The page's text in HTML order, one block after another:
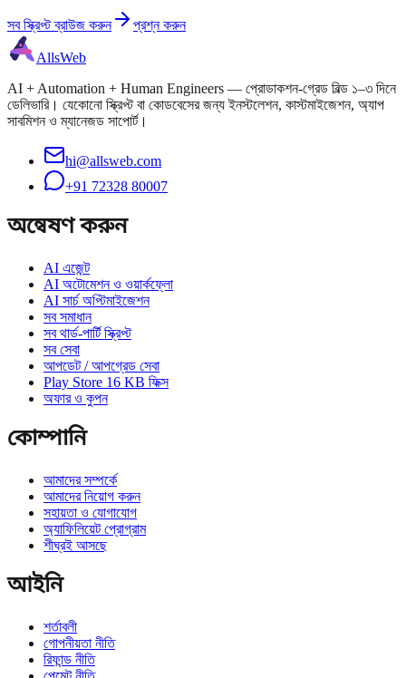
সব স্ক্রিপ্ট ব্রাউজ করুন প্রশ্ন করুন
AllsWeb
AI + Automation + Human Engineers — প্রোডাকশন-গ্রেড বিল্ড ১–৩ দিনে
ডেলিভারি। যেকোনো স্ক্রিপ্ট বা কোডবেসের জন্য ইনস্টলেশন, কাস্টমাইজেশন, অ্যাপ
সাবমিশন ও ম্যানেজড সাপোর্ট।
hi@allsweb.com
+91 72328 80007
অন্বেষণ করুন
AI এজেন্ট
AI অটোমেশন ও ওয়ার্কফ্লো
AI সার্চ অপ্টিমাইজেশন
সব সমাধান
সব থার্ড-পার্টি স্ক্রিপ্ট
সব সেবা
আপডেট / আপগ্রেড সেবা
Play Store 16 KB ফিক্স
অফার ও কুপন
কোম্পানি
আমাদের সম্পর্কে
আমাদের নিয়োগ করুন
সহায়তা ও যোগাযোগ
অ্যাফিলিয়েট প্রোগ্রাম
শীঘ্রই আসছে
আইনি
শর্তাবলী
গোপনীয়তা নীতি
রিফান্ড নীতি